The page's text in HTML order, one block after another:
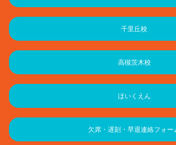
千里丘校
高槻茨木校
ほいくえん
欠席・遅刻・早退連絡フォー